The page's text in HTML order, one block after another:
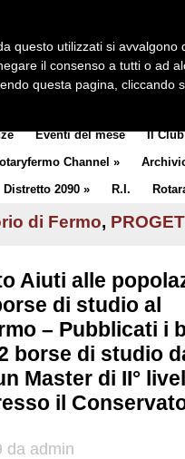
Eventi del mese Il Club
Channel »
Distretto 2090 » R.I.
di Fermo,
Aiuti alle
di studio al
– Pubblicati i
borse di studio
Master di II°
il
da admin
questo utilizzati si
il consenso a tutti o ad
questa pagina, cliccando